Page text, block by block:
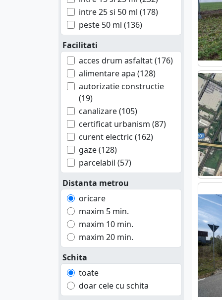
Mehedinti (1)
Mures (1)
Neamt (8)
Olt (2)
Prahova (43)
Salaj (1)
Sibiu (3)
Suceava (4)
Teleorman (6)
Timis (4)
Tulcea (3)
Valcea (4)
Vaslui (1)
intre 25 si 50 ml (178)
peste 50 ml (136)
Facilitati
acces drum asfaltat (176)
alimentare apa (128)
autorizatie constructie
(19)
canalizare (105)
certificat urbanism (87)
curent electric (162)
gaze (128)
parcelabil (57)
Distanta metrou
oricare
maxim 5 min.
maxim 10 min.
maxim 20 min.
Schita
toate
doar cele cu schita